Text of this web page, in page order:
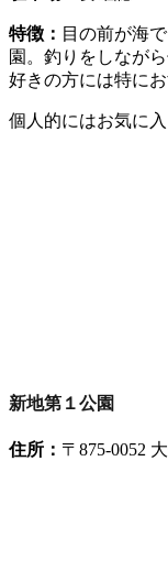
特徴： 目の前が海
園。釣りをしなが
好きの方には特にお
個人的にはお気に入
新地第１公園
住所： 〒875-0052